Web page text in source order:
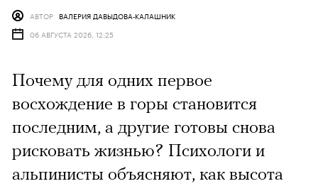
АВТОР ВАЛЕРИЯ ДАВЫДОВА-КАЛАШНИК
06 АВГУСТА 2026, 12:25
Почему для одних первое
восхождение в горы становится
последним, а другие готовы снова
рисковать жизнью? Психологи и
альпинисты объясняют, как высота